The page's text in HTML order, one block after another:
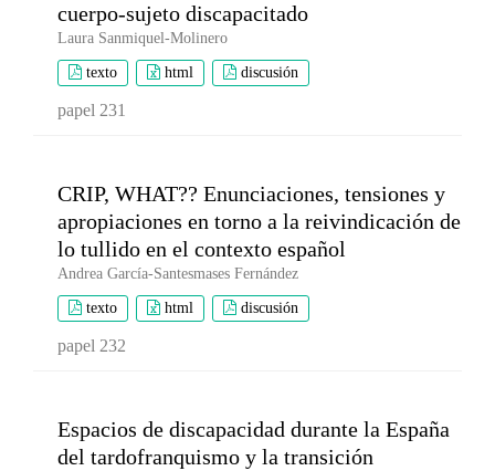
cuerpo-sujeto discapacitado
Laura Sanmiquel-Molinero
texto html discusión
papel 231
CRIP, WHAT?? Enunciaciones, tensiones y
apropiaciones en torno a la reivindicación de
lo tullido en el contexto español
Andrea García-Santesmases Fernández
texto html discusión
papel 232
Espacios de discapacidad durante la España
del tardofranquismo y la transición